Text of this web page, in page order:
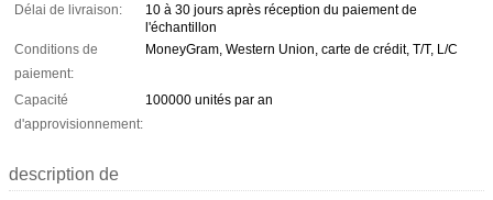
Délai de livraison:
10 à 30 jours après réception du paiement de
l'échantillon
Conditions de
paiement:
MoneyGram, Western Union, carte de crédit, T/T, L/C
Capacité
d'approvisionnement:
100000 unités par an
description de